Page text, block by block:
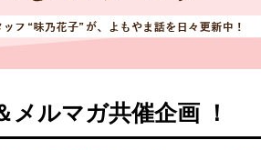
メルマガ共催企画 ！